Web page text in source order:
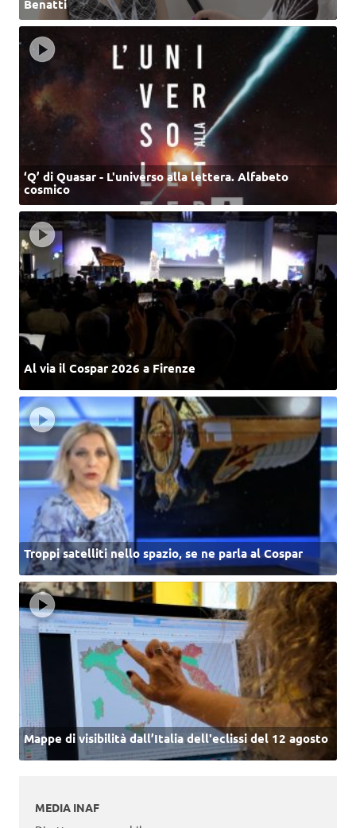
Benatti
‘Q’ di Quasar - L'universo alla lettera. Alfabeto
cosmico
Al via il Cospar 2026 a Firenze
Troppi satelliti nello spazio, se ne parla al Cospar
Mappe di visibilità dall’Italia dell'eclissi del 12 agosto
MEDIA INAF